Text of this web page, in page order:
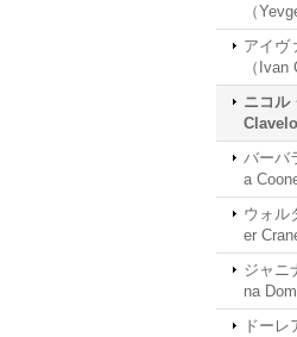
（
アイヴ
（Ivan
ニコル
バーバ
a
ウォル
er
ジャニ
na
ドーレ